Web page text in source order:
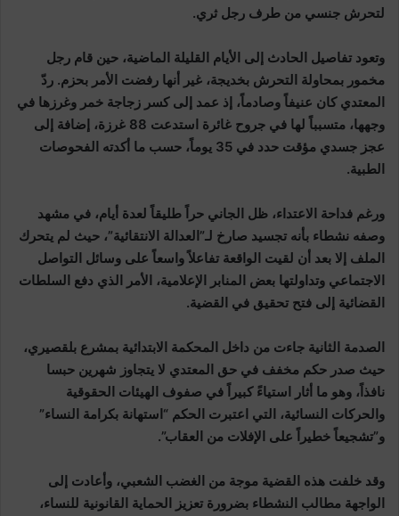
لتحرش جنسي من طرف رجل ثري.
وتعود تفاصيل الحادث إلى الأيام القليلة الماضية، حين قام رجل
مخمور بمحاولة التحرش بخديجة، غير أنها رفضت الأمر بحزم. ردّ
المعتدي كان عنيفاً وصادماً، إذ عمد إلى كسر زجاجة خمر وغرزها في
وجهها، متسبباً لها في جروح غائرة استدعت 88 غرزة، إضافة إلى
عجز جسدي مؤقت حدد في 35 يوماً، حسب ما أكدته الفحوصات
الطبية.
ورغم فداحة الاعتداء، ظل الجاني حراً طليقاً لعدة أيام، في مشهد
وصفه نشطاء بأنه تجسيد صارخ لـ”العدالة الانتقائية”، حيث لم يتحرك
الملف إلا بعد أن لقيت الواقعة تفاعلاً واسعاً على وسائل التواصل
الاجتماعي وتداولتها بعض المنابر الإعلامية، الأمر الذي دفع السلطات
القضائية إلى فتح تحقيق في القضية.
الصدمة الثانية جاءت من داخل المحكمة الابتدائية بمشرع بلقصيري،
حيث صدر حكم مخفف في حق المعتدي لا يتجاوز شهرين حبسا
نافذاً، وهو ما أثار استياءً كبيراً في صفوف الهيئات الحقوقية
والحركات النسائية، التي اعتبرت الحكم “استهانة بكرامة النساء”
و”تشجيعاً خطيراً على الإفلات من العقاب”.
وقد خلفت هذه القضية موجة من الغضب الشعبي، وأعادت إلى
الواجهة مطالب النشطاء بضرورة تعزيز الحماية القانونية للنساء،